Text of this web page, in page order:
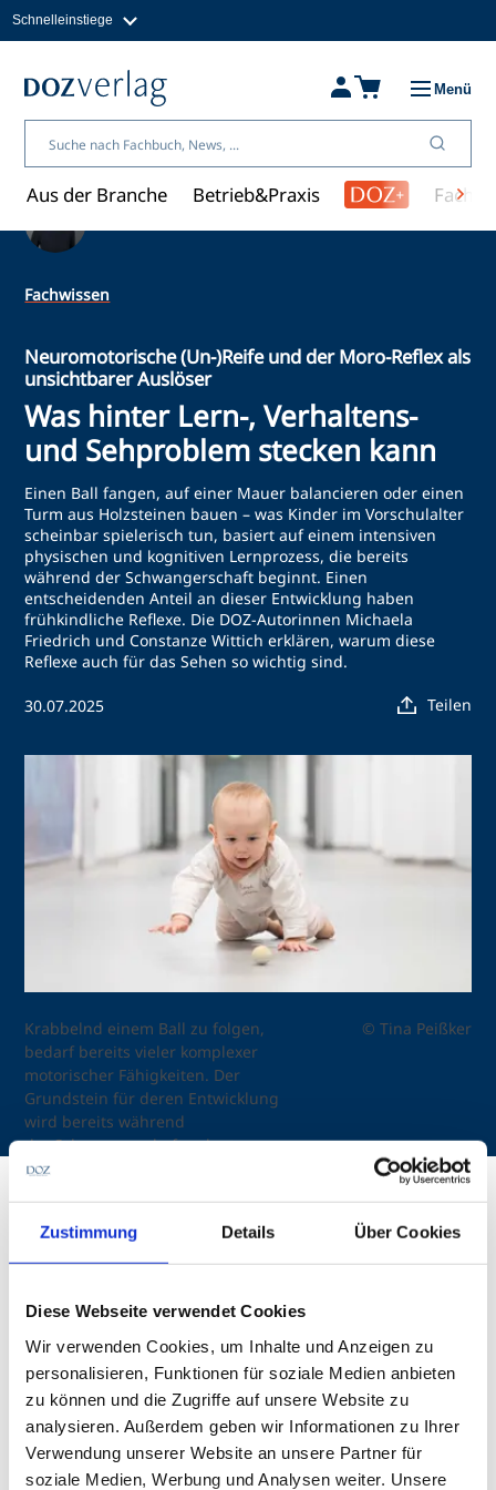
Zustimmung Details Über Cookies
Diese Webseite verwendet Cookies
Wir verwenden Cookies, um Inhalte und Anzeigen zu
personalisieren, Funktionen für soziale Medien anbieten
zu können und die Zugriffe auf unsere Website zu
analysieren. Außerdem geben wir Informationen zu Ihrer
Verwendung unserer Website an unsere Partner für
soziale Medien, Werbung und Analysen weiter. Unsere
Inhalt
Schnelleinstiege
Fachbücher & Shop
Über uns
Menü
Aus der Branche Betrieb&Praxis
Fachwissen
Neuromotorische (Un-)Reife und der Moro-Reflex als
unsichtbarer Auslöser
Was hinter Lern-, Verhaltens-
und Sehproblem stecken kann
Einen Ball fangen, auf einer Mauer balancieren oder einen
Turm aus Holzsteinen bauen – was Kinder im Vorschulalter
scheinbar spielerisch tun, basiert auf einem intensiven
physischen und kognitiven Lernprozess, die bereits
während der Schwangerschaft beginnt. Einen
entscheidenden Anteil an dieser Entwicklung haben
frühkindliche Reflexe. Die DOZ-Autorinnen Michaela
Friedrich und Constanze Wittich erklären, warum diese
Reflexe auch für das Sehen so wichtig sind.
30.07.2025 Teilen
Krabbelnd einem Ball zu folgen,
bedarf bereits vieler komplexer
motorischer Fähigkeiten. Der
Grundstein für deren Entwicklung
wird bereits während
der Schwangerschaft gelegt.
© Tina Peißker
Erstveröffentlichung in der DOZ 08|2025
Entwicklung des Gehirns gebunden. „Die
neuromotorische Reife liefert einen Hinweis auf die
Reife des Zentralen Nervensystems (ZNS)“. [1] Dafür
müssen die verschiedenen Sinnessysteme
interagieren. Die Funktionsfähigkeit der
vestibulären, propriozeptiven und posturalen
Systeme bildet eine stabile Grundlage für die